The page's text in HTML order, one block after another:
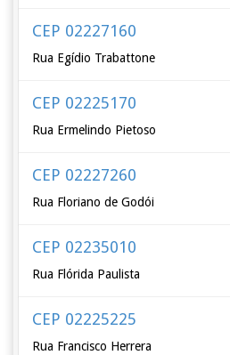
CEP 02227160
Rua Egídio Trabattone
CEP 02225170
Rua Ermelindo Pietoso
CEP 02227260
Rua Floriano de Godói
CEP 02235010
Rua Flórida Paulista
CEP 02225225
Rua Francisco Herrera